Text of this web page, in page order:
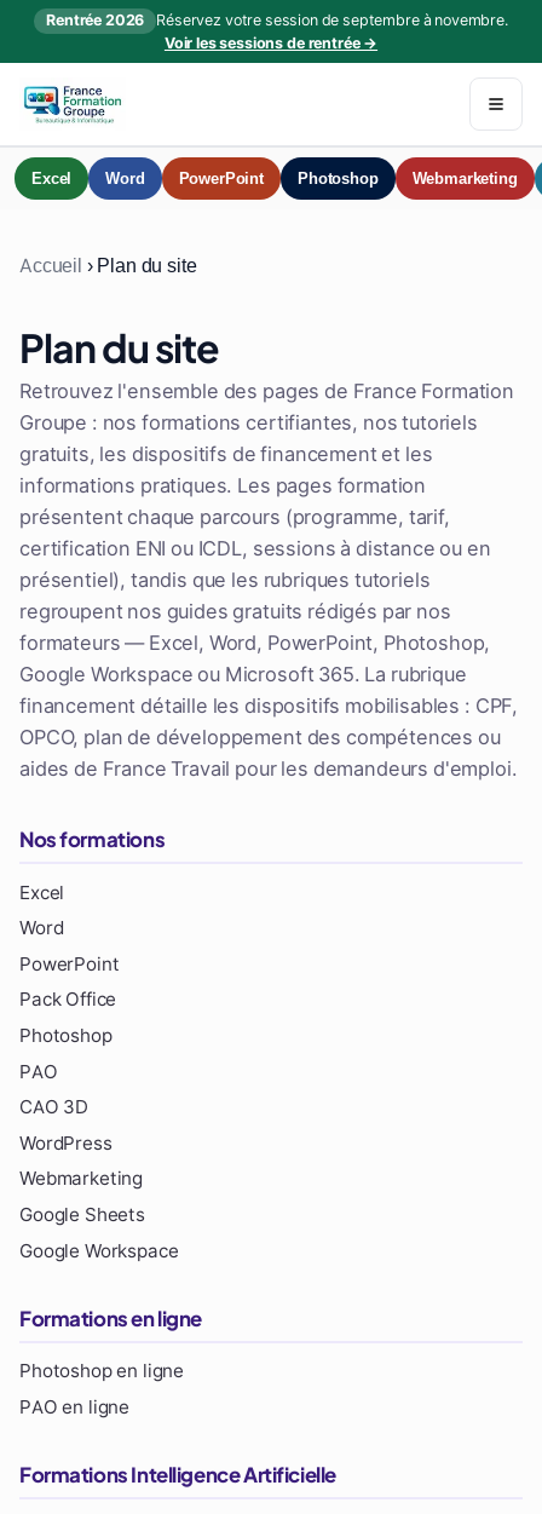
Rentrée 2026
Réservez votre session de septembre à novembre.
Voir les sessions de rentrée →
Excel Word PowerPoint Photoshop Webmarketing
Accueil › Plan du site
Plan du site
Retrouvez l'ensemble des pages de France Formation
Groupe : nos formations certifiantes, nos tutoriels
gratuits, les dispositifs de financement et les
informations pratiques. Les pages formation
présentent chaque parcours (programme, tarif,
certification ENI ou ICDL, sessions à distance ou en
présentiel), tandis que les rubriques tutoriels
regroupent nos guides gratuits rédigés par nos
formateurs — Excel, Word, PowerPoint, Photoshop,
Google Workspace ou Microsoft 365. La rubrique
financement détaille les dispositifs mobilisables : CPF,
OPCO, plan de développement des compétences ou
aides de France Travail pour les demandeurs d'emploi.
Nos formations
Excel
Word
PowerPoint
Pack Office
Photoshop
PAO
CAO 3D
WordPress
Webmarketing
Google Sheets
Google Workspace
Formations en ligne
Photoshop en ligne
PAO en ligne
Formations Intelligence Artificielle